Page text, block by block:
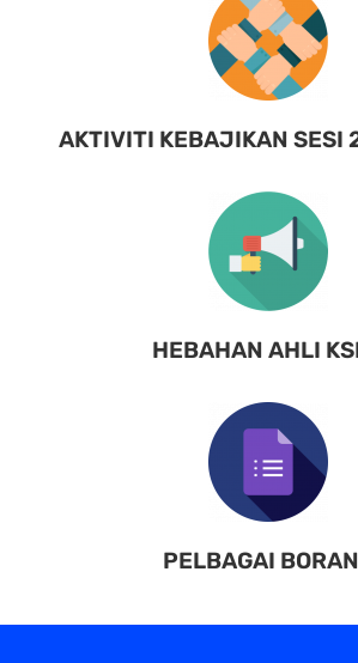
AKTIVITI KEBAJIKAN
HEBAHAN AHLI
PELBAGAI